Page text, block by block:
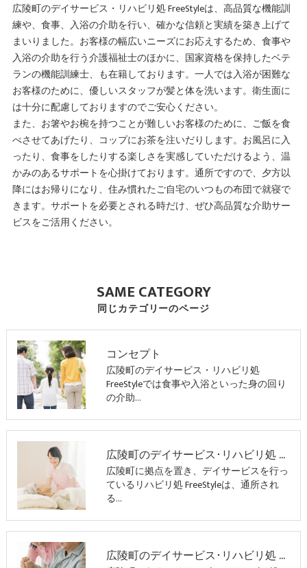
広陵町のデイサービス・リハビリ処 FreeStyleは、高品質な機能訓
練や、食事、入浴の介助を行い、確かな信頼と実績を築き上げて
まいりました。お客様の幅広いニーズにお応えするため、食事や
入浴の介助を行う介護福祉士のほかに、国家資格を保持したベテ
ランの機能訓練士、も在籍しております。一人では入浴が困難な
お客様のために、優しいスタッフが髪と体を洗います。衛生面に
は十分に配慮しておりますのでご安心ください。
また、お箸やお椀を持つことが難しいお客様のために、ご飯を食
べさせてあげたり、コップにお茶を注いだりします。お風呂に入
ったり、食事をしたりする楽しさを実感していただけるよう、温
かみのあるサポートを心掛けております。通所ですので、夕方以
降にはお帰りになり、住み慣れたご自宅のいつもの布団で就寝で
きます。サポートを必要とされる時だけ、ぜひ高品質な介助サー
ビスをご活用ください。
同じカテゴリーのページ
SAME CATEGORY
コンセプト
広陵町のデイサービス・リハビリ処
FreeStyleでは食事や入浴といった身の回り
の介助…
広陵町のデイサービス･リハビリ処 FreeStyleの口コミ情報
広陵町に拠点を置き、デイサービスを行っ
ているリハビリ処 FreeStyleは、通所され
る…
広陵町のデイサービス･リハビリ処 FreeStyleのお客様の声